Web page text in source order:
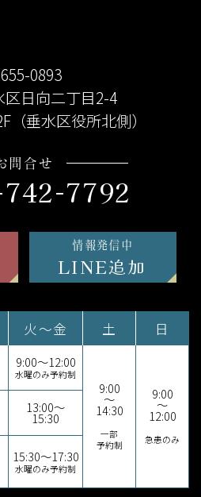
0893
日向二丁目2-4
（垂水区役所北側）
問合せ
7792
情報発信中
LINE追加
火～金 土 日
9:00～12:00
水曜のみ予約制
9:00
～
14:30
一部
予約制
9:00
～
12:00
急患のみ
13:00～
15:30
15:30～17:30
水曜のみ予約制